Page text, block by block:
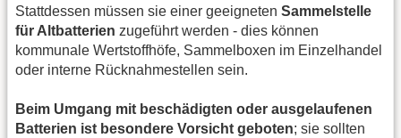
Stattdessen müssen sie einer geeigneten Sammelstelle
für Altbatterien zugeführt werden - dies können
kommunale Wertstoffhöfe, Sammelboxen im Einzelhandel
oder interne Rücknahmestellen sein.
Beim Umgang mit beschädigten oder ausgelaufenen
Batterien ist besondere Vorsicht geboten; sie sollten